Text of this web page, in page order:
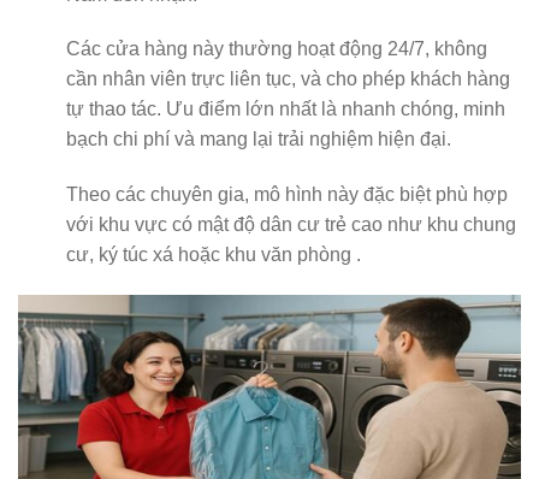
Các cửa hàng này thường hoạt động 24/7, không
cần nhân viên trực liên tục, và cho phép khách hàng
tự thao tác. Ưu điểm lớn nhất là nhanh chóng, minh
bạch chi phí và mang lại trải nghiệm hiện đại.
Theo các chuyên gia, mô hình này đặc biệt phù hợp
với khu vực có mật độ dân cư trẻ cao như khu chung
cư, ký túc xá hoặc khu văn phòng .